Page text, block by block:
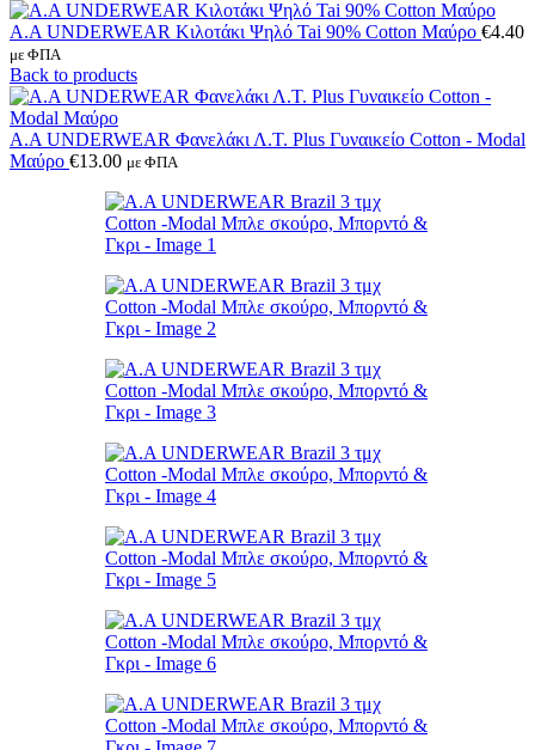
A.A UNDERWEAR Κιλοτάκι Ψηλό Tai 90% Cotton Μαύρο €4.40
με ΦΠΑ
Back to products
Α.A UNDERWEAR Φανελάκι Λ.Τ. Plus Γυναικείο Cotton - Modal
Μαύρο €13.00 με ΦΠΑ